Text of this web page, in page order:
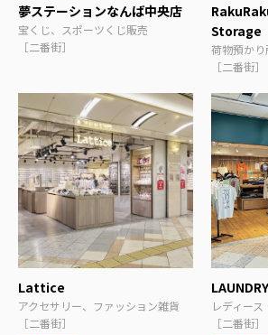
夢ステーションなんば中央店
宝くじ、スポーツくじ販売
［二番街］
Storage
荷物預かり
［二番街］
Lattice
アクセサリー、ファッション雑貨
［二番街］
LAUNDRY
レディー
［二番街］